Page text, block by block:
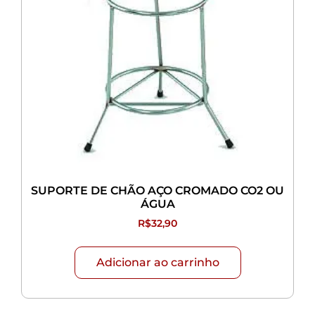
SUPORTE DE CHÃO AÇO CROMADO CO2 OU
ÁGUA
R$32,90
Adicionar ao carrinho